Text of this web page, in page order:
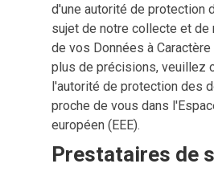
d'une autorité de protection
sujet de notre collecte et de
de vos Données à
plus de précisions, veuillez
l'autorité de protection des
proche de vous dans
européen (EEE).
Prestataires de